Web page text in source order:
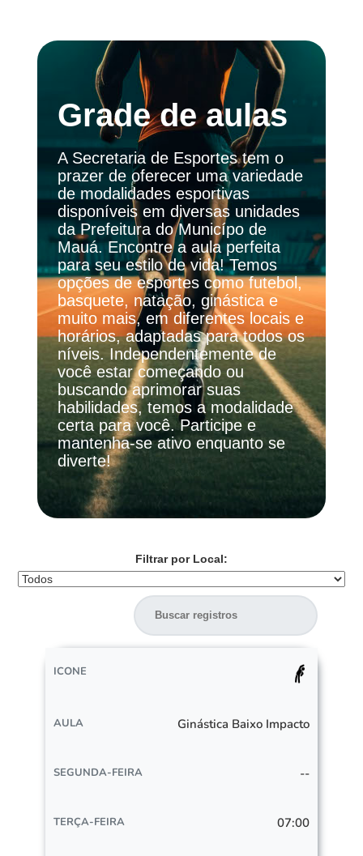
Grade de aulas
A Secretaria de Esportes tem o
prazer de oferecer uma variedade
de modalidades esportivas
disponíveis em diversas unidades
da Prefeitura do Municípo de
Mauá. Encontre a aula perfeita
para seu estilo de vida! Temos
opções de esportes como futebol,
basquete, natação, ginástica e
muito mais, em diferentes locais e
horários, adaptadas para todos os
níveis. Independentemente de
você estar começando ou
buscando aprimorar suas
habilidades, temos a modalidade
certa para você. Participe e
mantenha-se ativo enquanto se
diverte!
Filtrar por Local:
AULA QUINTA
Ginástica Baixo Impacto
--
07:00